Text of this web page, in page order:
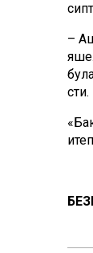
–